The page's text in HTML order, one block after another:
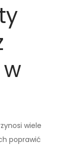
wiele
poprawić